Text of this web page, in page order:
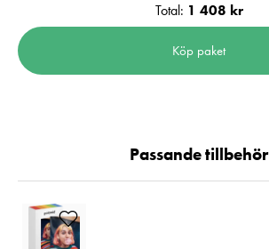
Total: 1 408 kr
Köp paket
Passande tillbehör